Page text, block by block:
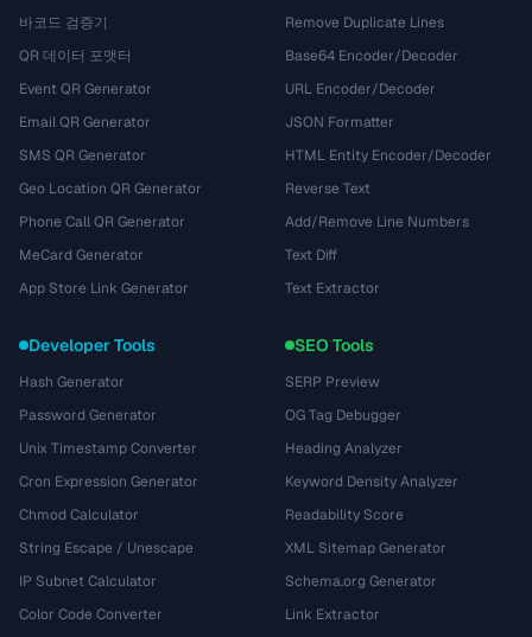
바코드 검증기
QR 데이터 포맷터
Event QR Generator
Email QR Generator
SMS QR Generator
Geo Location QR Generator
Phone Call QR Generator
MeCard Generator
App Store Link Generator
Remove Duplicate Lines
Base64 Encoder/Decoder
URL Encoder/Decoder
JSON Formatter
HTML Entity Encoder/Decoder
Reverse Text
Add/Remove Line Numbers
Text Diff
Text Extractor
Developer Tools
Hash Generator
Password Generator
Unix Timestamp Converter
Cron Expression Generator
Chmod Calculator
String Escape / Unescape
IP Subnet Calculator
Color Code Converter
SEO Tools
SERP Preview
OG Tag Debugger
Heading Analyzer
Keyword Density Analyzer
Readability Score
XML Sitemap Generator
Schema.org Generator
Link Extractor